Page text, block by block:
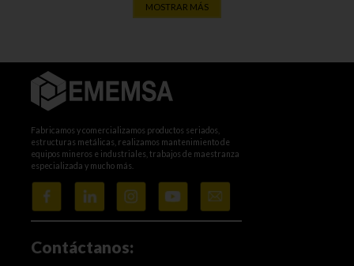
MOSTRAR MÁS
Fabricamos y comercializamos productos seriados,
estructuras metálicas, realizamos mantenimiento de
equipos mineros e industriales, trabajos de maestranza
especializada y mucho más.
Contáctanos: